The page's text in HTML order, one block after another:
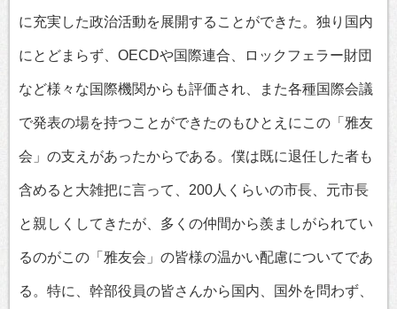
に充実した政治活動を展開することができた。独り国内
にとどまらず、OECDや国際連合、ロックフェラー財団
など様々な国際機関からも評価され、また各種国際会議
で発表の場を持つことができたのもひとえにこの「雅友
会」の支えがあったからである。僕は既に退任した者も
含めると大雑把に言って、200人くらいの市長、元市長
と親しくしてきたが、多くの仲間から羨ましがられてい
るのがこの「雅友会」の皆様の温かい配慮についてであ
る。特に、幹部役員の皆さんから国内、国外を問わず、